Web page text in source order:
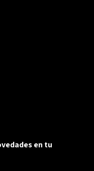
en tu